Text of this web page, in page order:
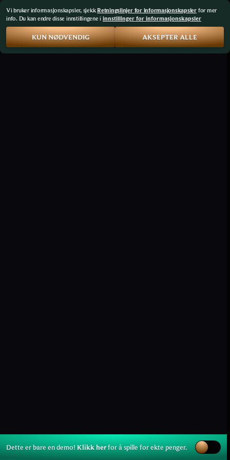
Dette er bare en demo!Klikk herfor å spille for ekte penger.
Vi bruker informasjonskapsler, sjekkRetningslinjer for informasjonskapsler for mer
info. Du kan endre disse innstillingene i innstillinger for informasjonskapsler
KUN NØDVENDIG AKSEPTER ALLE